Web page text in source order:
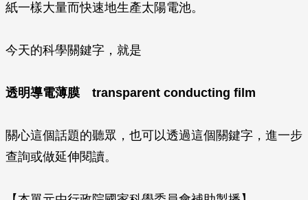
紙一樣大量而快速地生產太陽電池。
今天的科學關鍵字，就是
透明導電薄膜 transparent conducting film
關心這個話題的聽眾，也可以透過這個關鍵字，進一步
查詢或做延伸閱讀。